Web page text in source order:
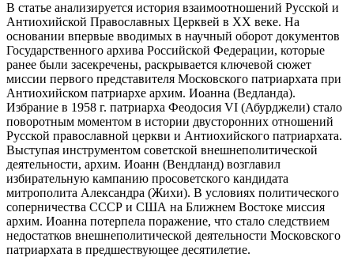
В статье анализируется история взаимоотношений Русской и
Антиохийской Православных Церквей в ХХ веке. На
основании впервые вводимых в научный оборот документов
Государственного архива Российской Федерации, которые
ранее были засекречены, раскрывается ключевой сюжет
миссии первого представителя Московского патриархата при
Антиохийском патриархе архим. Иоанна (Ведланда).
Избрание в 1958 г. патриарха Феодосия VI (Абурджели) стало
поворотным моментом в истории двусторонних отношений
Русской православной церкви и Антиохийского патриархата.
Выступая инструментом советской внешнеполитической
деятельности, архим. Иоанн (Вендланд) возглавил
избирательную кампанию просоветского кандидата
митрополита Александра (Жихи). В условиях политического
соперничества СССР и США на Ближнем Востоке миссия
архим. Иоанна потерпела поражение, что стало следствием
недостатков внешнеполитической деятельности Московского
патриархата в предшествующее десятилетие.